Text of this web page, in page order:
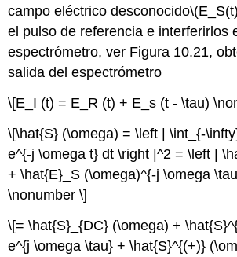
campo eléctrico desconocido
el pulso de referencia e interferirlos
espectrómetro, ver Figura 10.21,
salida del espectrómetro
\[E_I (t) = E_R (t) + E_s (t - \tau)
\[\hat{S} (\omega) = \left | \int_{-
e^{-j \omega t} dt \right |^2 = \left |
+ \hat{E}_S (\omega)^{-j \omega
\nonumber \]
\[= \hat{S}_{DC} (\omega) +
e^{j \omega \tau} + \hat{S}^{(+)}